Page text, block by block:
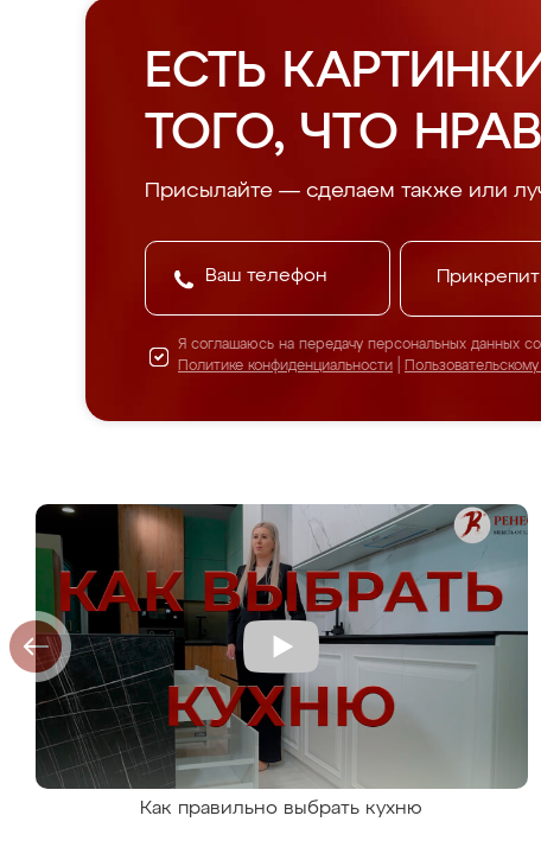
ЕСТЬ
ТОГО, ЧТО
Присылайте — сделаем также или
Я соглашаюсь на передачу персональных данных
Политике конфиденциальности
Как правильно выбрать кухню